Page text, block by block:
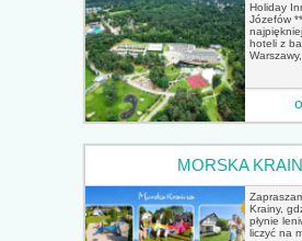
Holiday
Józefów
hoteli z
MORSKA
Krainy,
płynie
liczyć na